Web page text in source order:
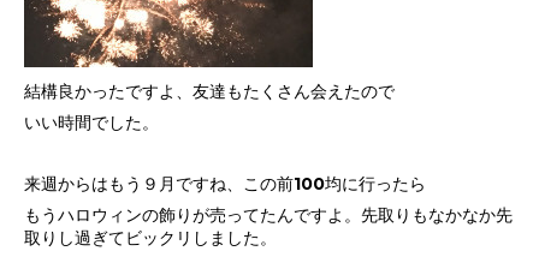
結構良かったですよ、友達もたくさん会えたので
いい時間でした。
来週からはもう９月ですね、この前100均に行ったら
もうハロウィンの飾りが売ってたんですよ。先取りもなかなか先
取りし過ぎてビックリしました。